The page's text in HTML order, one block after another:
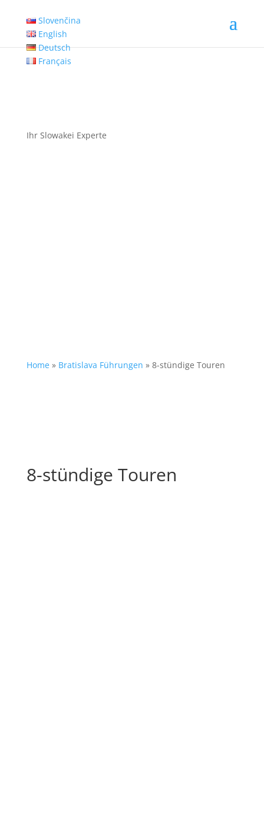
Slovenčina
English
Deutsch
Français
Ihr Slowakei Experte
Home» Bratislava Führungen » 8-stündige Touren
8-stündige Touren